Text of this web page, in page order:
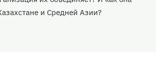
и Средней Азии?